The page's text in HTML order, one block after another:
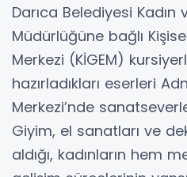
Darıca Belediyesi Kadın
Müdürlüğüne bağlı
Merkezi (KİGEM)
hazırladıkları eserleri
Merkezi’nde
Giyim, el sanatları ve
aldığı, kadınların hem